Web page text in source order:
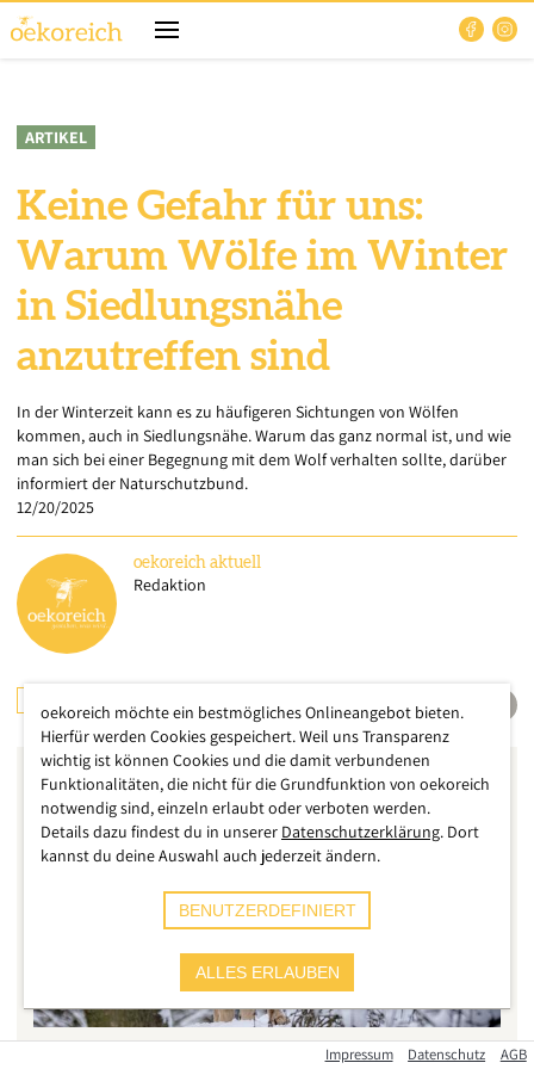
ARTIKEL
Keine Gefahr für uns:
Warum Wölfe im Winter
in Siedlungsnähe
anzutreffen sind
In der Winterzeit kann es zu häufigeren Sichtungen von Wölfen
kommen, auch in Siedlungsnähe. Warum das ganz normal ist, und wie
man sich bei einer Begegnung mit dem Wolf verhalten sollte, darüber
informiert der Naturschutzbund.
12/20/2025
oekoreich aktuell
Redaktion
Impressum Datenschutz AGB
oekoreich möchte ein bestmögliches Onlineangebot bieten.
Hierfür werden Cookies gespeichert. Weil uns Transparenz
wichtig ist können Cookies und die damit verbundenen
Funktionalitäten, die nicht für die Grundfunktion von oekoreich
notwendig sind, einzeln erlaubt oder verboten werden.
Details dazu findest du in unserer Datenschutzerklärung. Dort
kannst du deine Auswahl auch jederzeit ändern.
BENUTZERDEFINIERT
ALLES ERLAUBEN